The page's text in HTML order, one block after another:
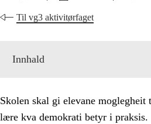
Til vg3 aktivitørfaget
Innhald
Skolen skal gi elevane
lære kva demokrati betyr i praksis.